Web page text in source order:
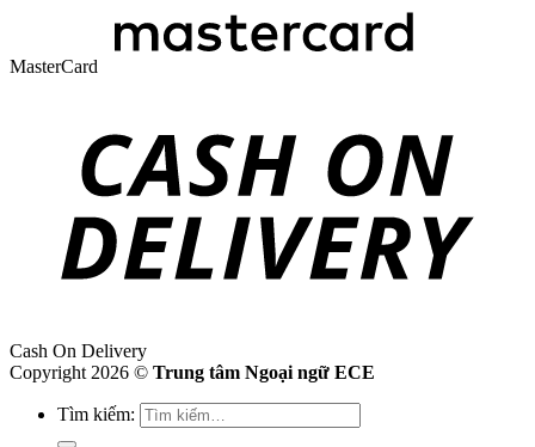
MasterCard
Cash On Delivery
Copyright 2026 © Trung tâm Ngoại ngữ ECE
Tìm kiếm: